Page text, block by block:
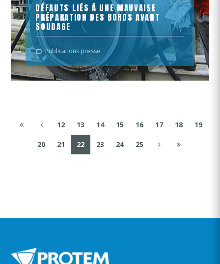
DÉFAUTS LIÉS À UNE MAUVAISE
PRÉPARATION DES BORDS AVANT
SOUDAGE
L'usage de postes à souder à la pointe de la
technologie ne doit pas faire oublier que l'étape
préalable au...
Publications presse
12 13 14 15 16 17 18 19
20 21 22 23 24 25